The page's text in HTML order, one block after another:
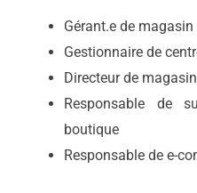
Gérant.e de magasin
Gestionnaire de
Directeur de
Responsable de
boutique
Responsable de e-